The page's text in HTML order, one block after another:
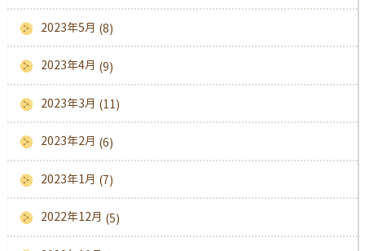
2023年5月 (8)
2023年4月 (9)
2023年3月 (11)
2023年2月 (6)
2023年1月 (7)
2022年12月 (5)